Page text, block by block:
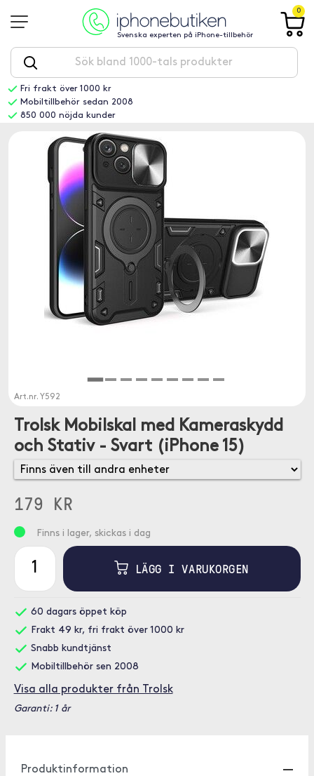
Svenska experten på iPhone-tillbehör
0
Fri frakt över 1000 kr
Mobiltillbehör sedan 2008
850 000 nöjda kunder
Art.nr. Y592
Trolsk Mobilskal med Kameraskydd
och Stativ - Svart (iPhone 15)
179 KR
Finns i lager, skickas i dag
LÄGG I VARUKORGEN
60 dagars öppet köp
Frakt 49 kr, fri frakt över 1000 kr
Snabb kundtjänst
Mobiltillbehör sen 2008
Visa alla produkter från Trolsk
Garanti: 1 år
Produktinformation